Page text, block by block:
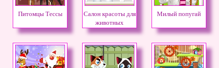
Питомцы Тессы
Салон красоты для
животных
Милый попугай